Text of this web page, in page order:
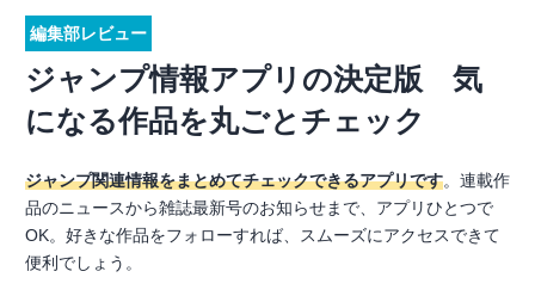
編集部レビュー
ジャンプ情報アプリの決定版 気
になる作品を丸ごとチェック
ジャンプ関連情報をまとめてチェックできるアプリです。連載作
品のニュースから雑誌最新号のお知らせまで、アプリひとつで
OK。好きな作品をフォローすれば、スムーズにアクセスできて
便利でしょう。